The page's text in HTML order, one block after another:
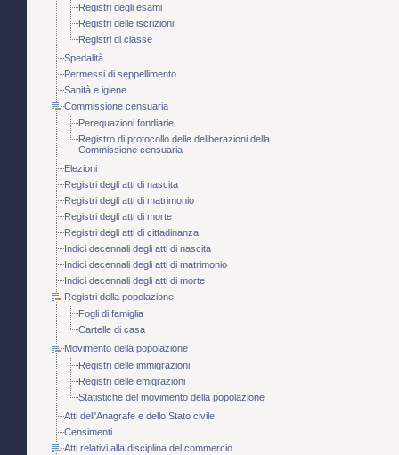
Registri degli esami
Registri delle iscrizioni
Registri di classe
Spedalità
Permessi di seppellimento
Sanità e igiene
Commissione censuaria
Perequazioni fondiarie
Registro di protocollo delle deliberazioni della
Commissione censuaria
Elezioni
Registri degli atti di nascita
Registri degli atti di matrimonio
Registri degli atti di morte
Registri degli atti di cittadinanza
Indici decennali degli atti di nascita
Indici decennali degli atti di matrimonio
Indici decennali degli atti di morte
Registri della popolazione
Fogli di famiglia
Cartelle di casa
Movimento della popolazione
Registri delle immigrazioni
Registri delle emigrazioni
Statistiche del movimento della popolazione
Atti dell'Anagrafe e dello Stato civile
Censimenti
Atti relativi alla disciplina del commercio